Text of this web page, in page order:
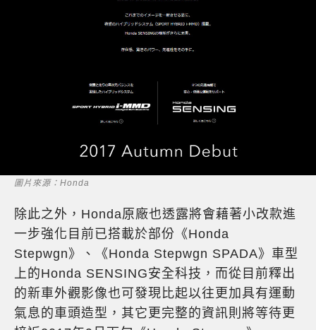
圖片來源：Honda
除此之外，Honda原廠也透露將會藉著小改款進
一步強化目前已搭載於部份《Honda
Stepwgn》、《Honda Stepwgn SPADA》車型
上的Honda SENSING安全科技，而從目前釋出
的新車外觀影像也可發現比起以往更加具有運動
氣息的車頭造型，其它更完整的資訊則將等待更